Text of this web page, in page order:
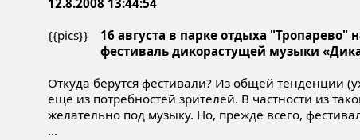
{{pics}}
16 августа в парке отдыха
фестиваль дикорастущей музыки
Откуда берутся фестивали? Из общей тенденции
еще из потребностей зрителей. В частности из
желательно под музыку. Но, прежде всего,
...